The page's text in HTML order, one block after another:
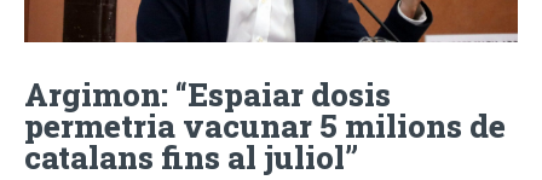
Argimon: “Espaiar dosis
permetria vacunar 5 milions de
catalans fins al juliol”